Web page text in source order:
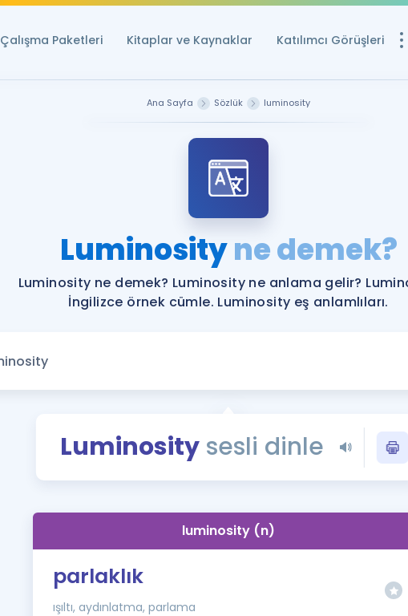
Çalışma Paketleri Kitaplar ve Kaynaklar Katılımcı Görüşleri
YDS ve YÖKDİL
YDS ve YÖKDİL'e
Tüm ÖSYM
YDS - YÖKDİL
İngilizce
Ana Sayfa Sözlük luminosity
Luminosityne demek?
Luminosity ne demek? Luminosity ne anlama gelir?
İngilizce örnek cümle. Luminosity eş anlamlıları.
Luminositysesli dinle
luminosity (n)
parlaklık
ışıltı, aydınlatma, parlama